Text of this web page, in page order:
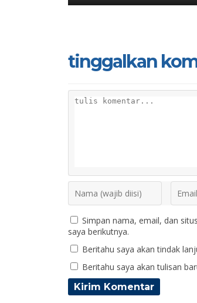
tinggalkan
Simpan nama, email, dan
saya berikutnya.
Beritahu saya akan tindak
Beritahu saya akan tulisan